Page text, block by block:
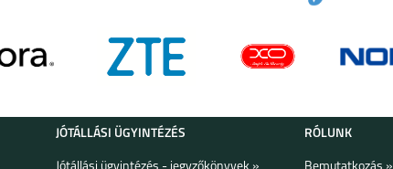
SAMSUNG GALAXY
JÓTÁLLÁSI ÜGYINTÉZÉS RÓLUNK